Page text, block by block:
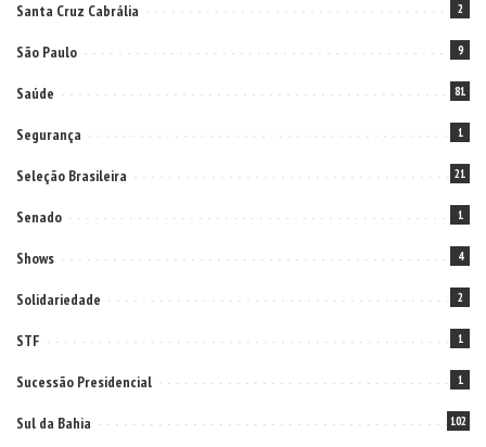
Santa Cruz Cabrália 2
São Paulo 9
Saúde 81
Segurança 1
Seleção Brasileira 21
Senado 1
Shows 4
Solidariedade 2
STF 1
Sucessão Presidencial 1
Sul da Bahia 102